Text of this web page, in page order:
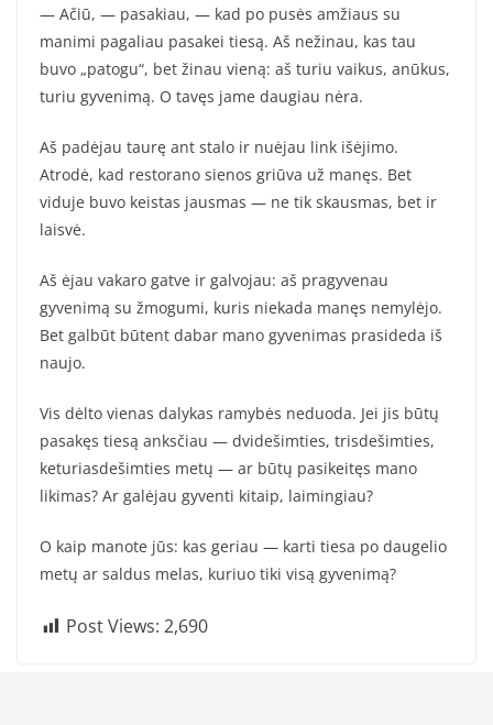
— Ačiū, — pasakiau, — kad po pusės amžiaus su
manimi pagaliau pasakei tiesą. Aš nežinau, kas tau
buvo „patogu“, bet žinau vieną: aš turiu vaikus, anūkus,
turiu gyvenimą. O tavęs jame daugiau nėra.
Aš padėjau taurę ant stalo ir nuėjau link išėjimo.
Atrodė, kad restorano sienos griūva už manęs. Bet
viduje buvo keistas jausmas — ne tik skausmas, bet ir
laisvė.
Aš ėjau vakaro gatve ir galvojau: aš pragyvenau
gyvenimą su žmogumi, kuris niekada manęs nemylėjo.
Bet galbūt būtent dabar mano gyvenimas prasideda iš
naujo.
Vis dėlto vienas dalykas ramybės neduoda. Jei jis būtų
pasakęs tiesą anksčiau — dvidešimties, trisdešimties,
keturiasdešimties metų — ar būtų pasikeitęs mano
likimas? Ar galėjau gyventi kitaip, laimingiau?
O kaip manote jūs: kas geriau — karti tiesa po daugelio
metų ar saldus melas, kuriuo tiki visą gyvenimą?
Post Views: 2,690